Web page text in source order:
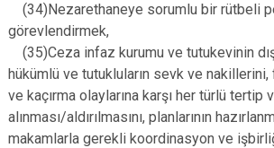
(34)Nezarethaneye sorumlu bir rütbeli
görevlendirmek,
(35)Ceza infaz kurumu ve tutukevinin dış
hükümlü ve tutukluların sevk ve nakillerini,
ve kaçırma olaylarına karşı her türlü tertip
alınması/aldırılmasını, planlarının
makamlarla gerekli koordinasyon ve